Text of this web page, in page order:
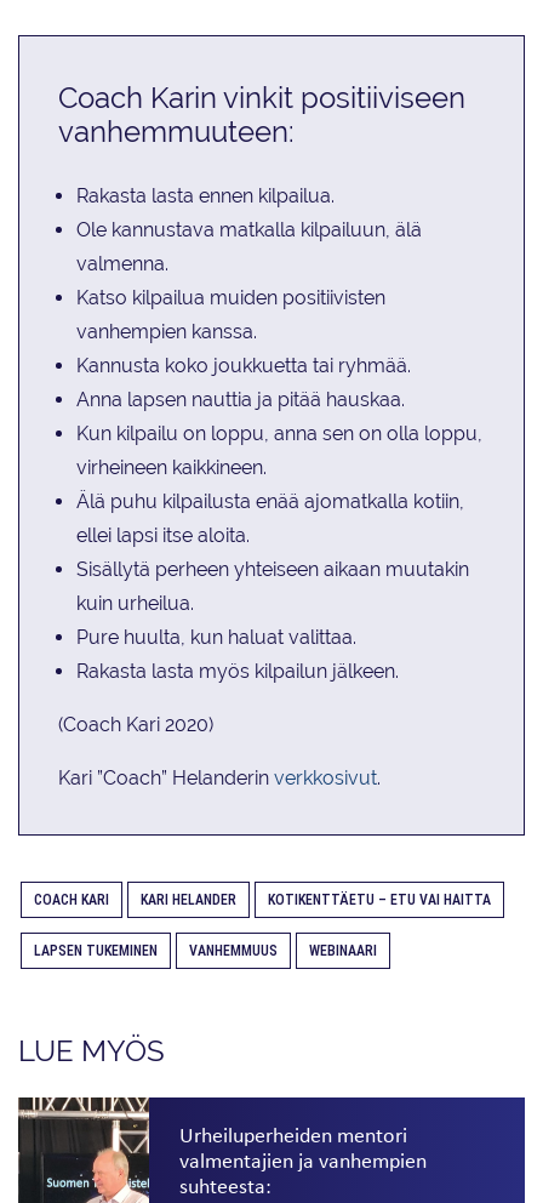
Coach Karin vinkit positiiviseen
vanhemmuuteen:
Rakasta lasta ennen kilpailua.
Ole kannustava matkalla kilpailuun, älä
valmenna.
Katso kilpailua muiden positiivisten
vanhempien kanssa.
Kannusta koko joukkuetta tai ryhmää.
Anna lapsen nauttia ja pitää hauskaa.
Kun kilpailu on loppu, anna sen on olla loppu,
virheineen kaikkineen.
Älä puhu kilpailusta enää ajomatkalla kotiin,
ellei lapsi itse aloita.
Sisällytä perheen yhteiseen aikaan muutakin
kuin urheilua.
Pure huulta, kun haluat valittaa.
Rakasta lasta myös kilpailun jälkeen.
(Coach Kari 2020)
Kari ”Coach” Helanderin verkkosivut.
COACH KARI KARI HELANDER KOTIKENTTÄETU – ETU VAI HAITTA
LAPSEN TUKEMINEN VANHEMMUUS WEBINAARI
LUE MYÖS
Urheiluperheiden mentori
valmentajien ja vanhempien
suhteesta: